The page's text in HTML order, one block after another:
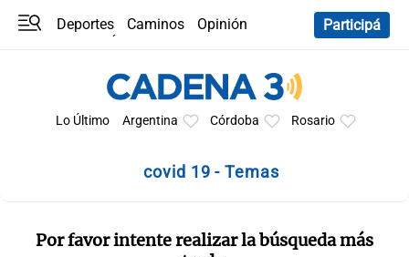
Deportes Caminos
Opinión
Participá
Lo Último Argentina Córdoba Rosario
covid 19 - Temas
Por favor intente realizar la búsqueda más